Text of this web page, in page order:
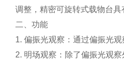
调整，精密可旋转式载物台具
二、功能
1. 偏振光观察：通过偏振光
2. 明场观察：除了偏振光观察